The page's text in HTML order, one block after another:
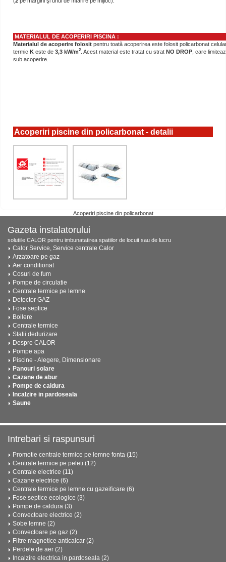
MATERIALUL DE ACOPERIRI PISCINA :
Materialul de acoperire folosit pentru toată acoperirea este folosit policarbonat
termic K este de 3,3 kW/m2. Acest material este tratat cu strat NO DROP , care
sub acoperire.
Acoperiri piscine din policarbonat - detalii
Acoperiri piscine din policarbonat
Gazeta instalatorului
solutiile CALOR pentru imbunatatirea spatiilor de locuit sau de lucru
Calor Service, Service centrale Calor
Arzatoare pe gaz
Aer conditionat
Cosuri de fum
Pompe de circulatie
Centrale termice pe lemne
Detector GAZ
Fose septice
Boilere
Centrale termice
Statii dedurizare
Despre CALOR
Pompe apa
Piscine - Alegere, Dimensionare
Panouri solare
Cazane de abur
Pompe de caldura
Incalzire in pardoseala
Saune
Intrebari si raspunsuri
Promotie centrale termice pe lemne fonta (15)
Centrale termice pe peleti (12)
Centrale electrice (11)
Cazane electrice (6)
Centrale termice pe lemne cu gazeificare (6)
Fose septice ecologice (3)
Pompe de caldura (3)
Convectoare electrice (2)
Sobe lemne (2)
Convectoare pe gaz (2)
Filtre magnetice anticalcar (2)
Perdele de aer (2)
Incalzire electrica in pardoseala (2)